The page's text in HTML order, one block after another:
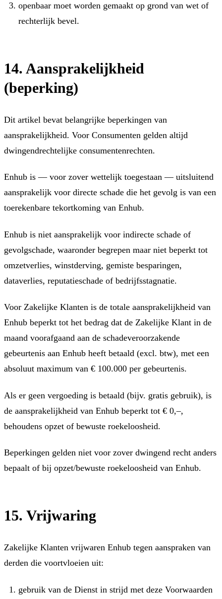
openbaar moet worden gemaakt op grond van wet of
rechterlijk bevel.
14. Aansprakelijkheid
(beperking)
Dit artikel bevat belangrijke beperkingen van
aansprakelijkheid. Voor Consumenten gelden altijd
dwingendrechtelijke consumentenrechten.
Enhub is — voor zover wettelijk toegestaan — uitsluitend
aansprakelijk voor directe schade die het gevolg is van een
toerekenbare tekortkoming van Enhub.
Enhub is niet aansprakelijk voor indirecte schade of
gevolgschade, waaronder begrepen maar niet beperkt tot
omzetverlies, winstderving, gemiste besparingen,
dataverlies, reputatieschade of bedrijfsstagnatie.
Voor Zakelijke Klanten is de totale aansprakelijkheid van
Enhub beperkt tot het bedrag dat de Zakelijke Klant in de
maand voorafgaand aan de schadeveroorzakende
gebeurtenis aan Enhub heeft betaald (excl. btw), met een
absoluut maximum van € 100.000 per gebeurtenis.
Als er geen vergoeding is betaald (bijv. gratis gebruik), is
de aansprakelijkheid van Enhub beperkt tot € 0,–,
behoudens opzet of bewuste roekeloosheid.
Beperkingen gelden niet voor zover dwingend recht anders
bepaalt of bij opzet/bewuste roekeloosheid van Enhub.
15. Vrijwaring
Zakelijke Klanten vrijwaren Enhub tegen aanspraken van
derden die voortvloeien uit:
gebruik van de Dienst in strijd met deze Voorwaarden